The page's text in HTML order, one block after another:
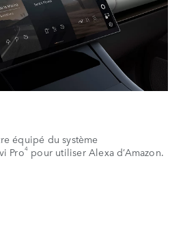
équipé du système
Pro4 pour utiliser Alexa d’Amazon.